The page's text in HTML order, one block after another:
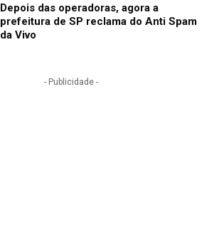
Depois das operadoras, agora a
prefeitura de SP reclama do Anti Spam
da Vivo
- Publicidade -